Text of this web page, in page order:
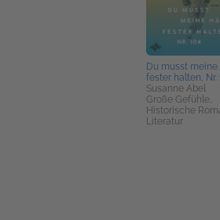
Du musst meine
fester halten, Nr.
Susanne Abel
Große Gefühle,
Historische
Literatur